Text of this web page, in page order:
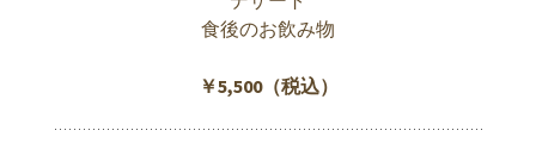
食後のお飲み物
￥5,500（税込）